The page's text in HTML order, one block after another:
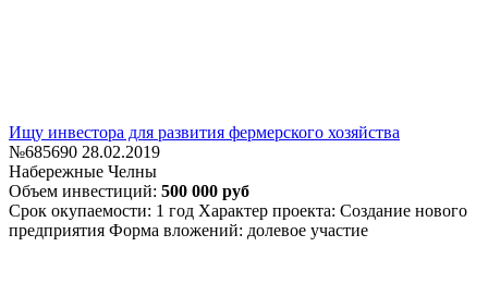
Ищу инвестора для развития фермерского хозяйства
№685690 28.02.2019
Набережные Челны
Объем инвестиций: 500 000 руб
Срок окупаемости: 1 год Характер проекта: Создание нового
предприятия Форма вложений: долевое участие